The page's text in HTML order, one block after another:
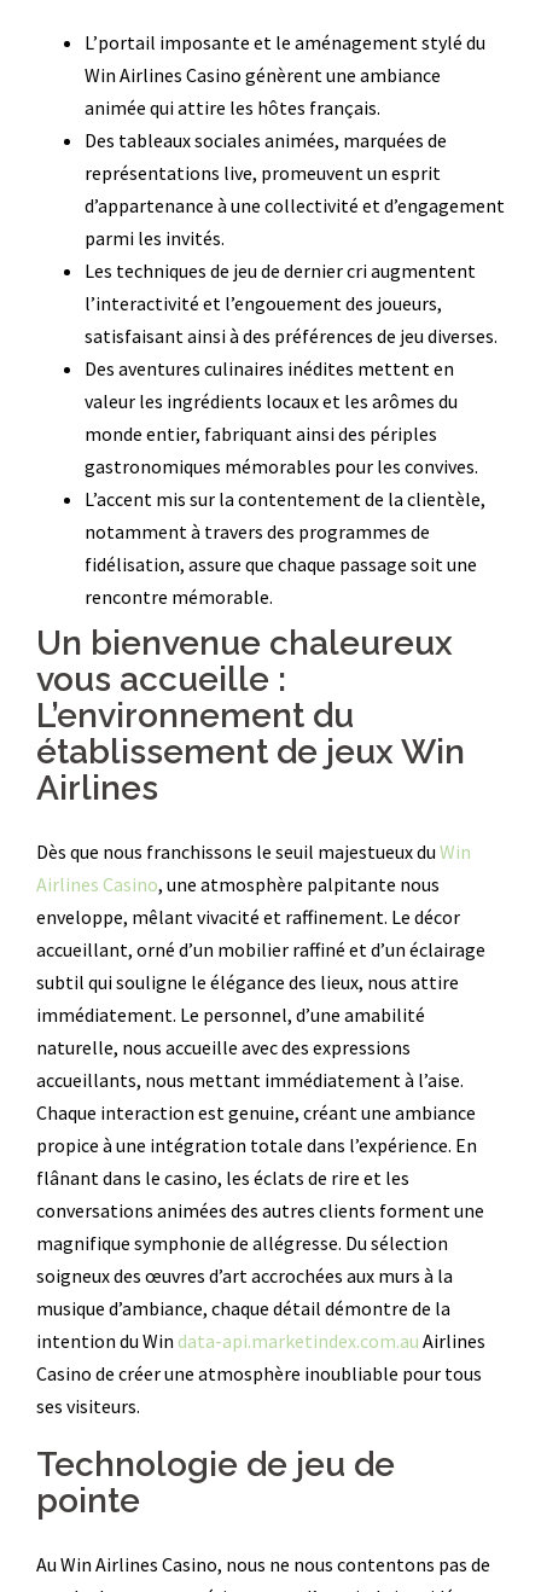
L’portail imposante et le aménagement stylé du
Win Airlines Casino génèrent une ambiance
animée qui attire les hôtes français.
Des tableaux sociales animées, marquées de
représentations live, promeuvent un esprit
d’appartenance à une collectivité et d’engagement
parmi les invités.
Les techniques de jeu de dernier cri augmentent
l’interactivité et l’engouement des joueurs,
satisfaisant ainsi à des préférences de jeu diverses.
Des aventures culinaires inédites mettent en
valeur les ingrédients locaux et les arômes du
monde entier, fabriquant ainsi des périples
gastronomiques mémorables pour les convives.
L’accent mis sur la contentement de la clientèle,
notamment à travers des programmes de
fidélisation, assure que chaque passage soit une
rencontre mémorable.
Un bienvenue chaleureux
vous accueille :
L’environnement du
établissement de jeux Win
Airlines
Dès que nous franchissons le seuil majestueux du Win
Airlines Casino, une atmosphère palpitante nous
enveloppe, mêlant vivacité et raffinement. Le décor
accueillant, orné d’un mobilier raffiné et d’un éclairage
subtil qui souligne le élégance des lieux, nous attire
immédiatement. Le personnel, d’une amabilité
naturelle, nous accueille avec des expressions
accueillants, nous mettant immédiatement à l’aise.
Chaque interaction est genuine, créant une ambiance
propice à une intégration totale dans l’expérience. En
flânant dans le casino, les éclats de rire et les
conversations animées des autres clients forment une
magnifique symphonie de allégresse. Du sélection
soigneux des œuvres d’art accrochées aux murs à la
musique d’ambiance, chaque détail démontre de la
intention du Win data-api.marketindex.com.au Airlines
Casino de créer une atmosphère inoubliable pour tous
ses visiteurs.
Technologie de jeu de
pointe
Au Win Airlines Casino, nous ne nous contentons pas de